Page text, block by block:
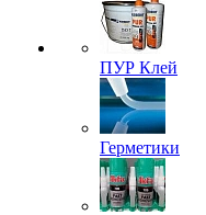
ПУР Клей
Герметики